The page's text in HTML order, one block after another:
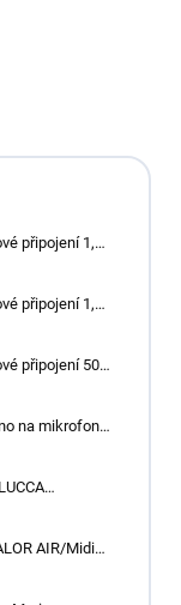
připojení 1,2
připojení 1,2
připojení 50
na mikrofon
Profile Boom
modrá
AIR/Midi
Černá